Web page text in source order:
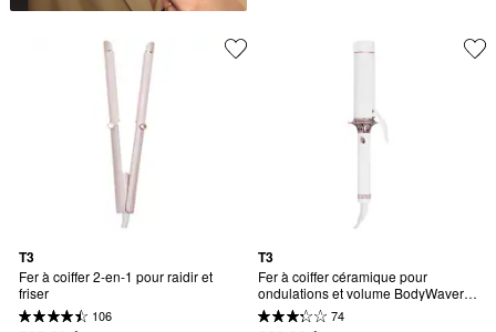
T3
Fer à coiffer 2-en-1 pour raidir et
friser
106
T3
Fer à coiffer céramique pour
ondulations et volume BodyWaver
1,75 po Professional (blanc et or
rose)
74